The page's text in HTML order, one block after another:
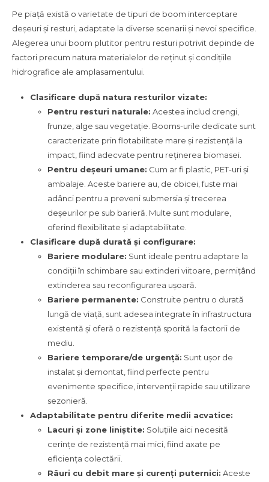
Pe piață există o varietate de tipuri de boom interceptare
deșeuri și resturi, adaptate la diverse scenarii și nevoi specifice.
Alegerea unui boom plutitor pentru resturi potrivit depinde de
factori precum natura materialelor de reținut și condițiile
hidrografice ale amplasamentului.
Clasificare după natura resturilor vizate:
Pentru resturi naturale: Acestea includ crengi,
frunze, alge sau vegetație. Booms-urile dedicate sunt
caracterizate prin flotabilitate mare și rezistență la
impact, fiind adecvate pentru reținerea biomasei.
Pentru deșeuri umane: Cum ar fi plastic, PET-uri și
ambalaje. Aceste bariere au, de obicei, fuste mai
adânci pentru a preveni submersia și trecerea
deșeurilor pe sub barieră. Multe sunt modulare,
oferind flexibilitate și adaptabilitate.
Clasificare după durată și configurare:
Bariere modulare: Sunt ideale pentru adaptare la
condiții în schimbare sau extinderi viitoare, permițând
extinderea sau reconfigurarea ușoară.
Bariere permanente: Construite pentru o durată
lungă de viață, sunt adesea integrate în infrastructura
existentă și oferă o rezistență sporită la factorii de
mediu.
Bariere temporare/de urgență: Sunt ușor de
instalat și demontat, fiind perfecte pentru
evenimente specifice, intervenții rapide sau utilizare
sezonieră.
Adaptabilitate pentru diferite medii acvatice:
Lacuri și zone liniștite: Soluțiile aici necesită
cerințe de rezistență mai mici, fiind axate pe
eficiența colectării.
Râuri cu debit mare și curenți puternici: Aceste